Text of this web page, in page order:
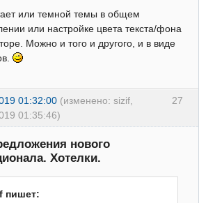
или темной темы в общем
или настройке цвета текста/фона
Можно и того и другого, и в виде
27
01:32:00 (изменено: sizif,
01:35:46)
нового
Хотелки.
пишет: